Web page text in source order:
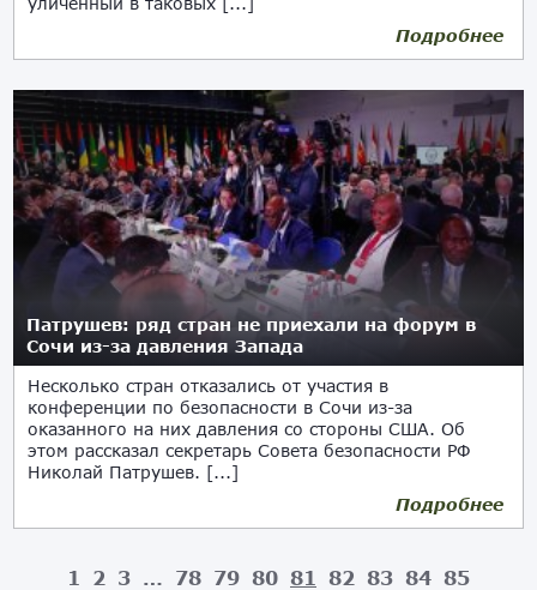
Подробнее
Патрушев: ряд стран не приехали на форум в
Сочи из-за давления Запада
Несколько стран отказались от участия в
конференции по безопасности в Сочи из-за
оказанного на них давления со стороны США. Об
этом рассказал секретарь Совета безопасности РФ
Николай Патрушев. [...]
Подробнее
1 2 3 … 78 79 80 81 82 83 84 85